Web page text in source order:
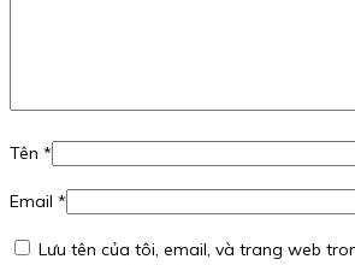
Tên *
Email *
Lưu tên của tôi, email, và trang web